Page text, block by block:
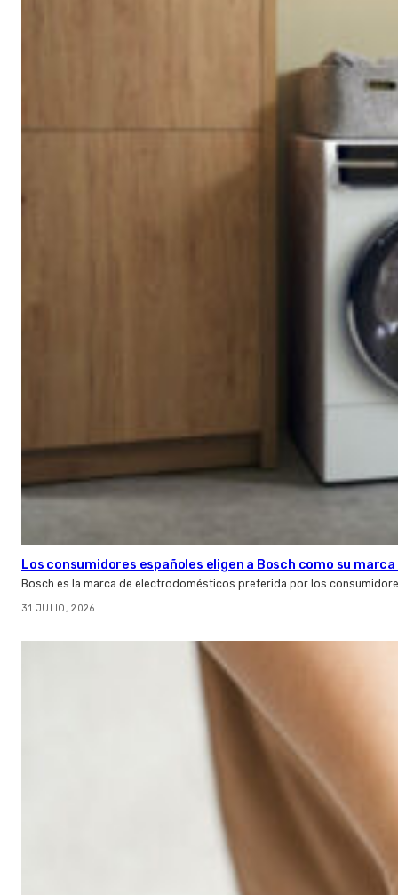
Los consumidores españoles eligen a Bosch como su
Bosch es la marca de electrodomésticos preferida por los
31 JULIO, 2026